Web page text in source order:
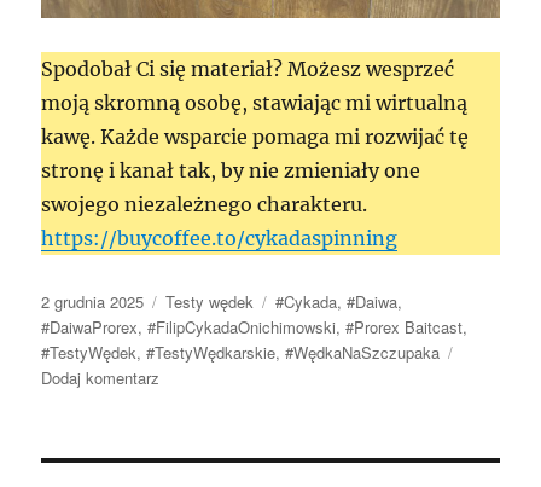
Spodobał Ci się materiał? Możesz wesprzeć
moją skromną osobę, stawiając mi wirtualną
kawę. Każde wsparcie pomaga mi rozwijać tę
stronę i kanał tak, by nie zmieniały one
swojego niezależnego charakteru.
https://buycoffee.to/cykadaspinning
Data
publikacji
2 grudnia 2025 Kategorie
Testy wędek Tagi
#Cykada,#Daiwa,
#DaiwaProrex,#FilipCykadaOnichimowski,#Prorex Baitcast,
#TestyWędek,#TestyWędkarskie,#WędkaNaSzczupaka
Dodaj komentarz
S